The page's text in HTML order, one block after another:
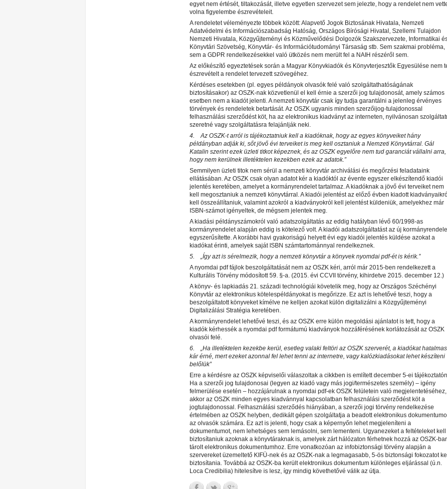
egyet nem értését, tiltakozását, illetve egyetlen szervezet sem jelezte, hogy a rendelet nem
volna figyelembe észrevételeit.
A rendeletet véleményezte többek között: Alapvető Jogok Biztosának Hivatala, Nemzeti
Adatvédelmi és Információszabadság Hatóság, Országos Bírósági Hivatal, Szellemi Tulajdon
Nemzeti Hivatala, Közgyűjteményi és Közművelődési Dolgozók Szakszervezete, Informatikai
Könyvtári Szövetség, Könyvtár- és Információtudományi Társaság stb. Sem szakmai probléma,
sem a GDPR rendelkezésekkel való ütközés nem merült fel a NAIH részéről sem.
Az előkészítő egyeztetések során a Magyar Könyvkiadók és Könyvterjesztők Egyesülése nem
észrevételt a rendelet tervezett szövegéhez.
Kérdéses esetekben (pl. egyes példányok olvasók felé való szolgáltathatóságának
biztosításakor) az OSZK-nak közvetlenül el kell érnie a szerzői jog tulajdonosát, amely számos
esetben nem a kiadót jelenti. A nemzeti könyvtár csak így tudja garantálni a jelenleg érvényes
törvények és rendeletek betartását. Az OSZK ugyanis minden szerzőijog-tulajdonossal
felhasználási szerződést köt, ha az elektronikus kiadványt az interneten, nyilvánosan
szeretné vagy szolgáltatásra felajánlják neki.
4. Az OSZK-t arról is tájékoztatniuk kell a kiadóknak, hogy az egyes könyveiket hány
példányban adják ki, sőt jövő évi terveiket is meg kell osztaniuk a Nemzeti Könyvtárral. Gál
Katalin szerint ezek üzleti titkot képeznek, és az OSZK egyelőre nem tud garanciát vállalni arra,
hogy nem kerülnek illetéktelen kezekben ezek az adatok.”
Semmilyen üzleti titok nem sérül a nemzeti könyvtár archiválási és megőrzési feladataink
ellátásában. Az OSZK csak olyan adatot kér a kiadóktól az évente egyszer elkészítendő kiadói
jelentés keretében, amelyet a kormányrendelet tartalmaz. A kiadóknak a jövő évi terveiket nem
kell megosztaniuk a nemzeti könyvtárral. A kiadói jelentést az előző évben kiadott
kell összeállítaniuk, valamint azokról a kiadványokról kell jelentést küldeniük, amelyekhez már
ISBN-számot igényeltek, de mégsem jelentek meg.
A kiadási példányszámokról való adatszolgáltatás az eddig hatályban lévő 60/1998-as
kormányrendelet alapján eddig is kötelező volt. A kiadói adatszolgáltatást az új
egyszerűsítette. A korábbi havi gyakoriságú helyett évi egy kiadói jelentés küldése azokat a
kiadókat érinti, amelyek saját ISBN számtartománnyal rendelkeznek.
5. „Így azt is sérelmezik, hogy a nemzeti könyvtár a könyvek nyomdai pdf-ét is kérik.”
A nyomdai pdf fájlok beszolgáltatását nem az OSZK kéri, arról már 2015-ben rendelkezett a
Kulturális Törvény módosított 59. §-a. (2015. évi CCVII törvény, kihirdetve 2015. december 12.)
A könyv- és lapkiadás 21. századi technológiái követelik meg, hogy az Országos Széchényi
Könyvtár az elektronikus kötelespéldányokat is megőrizze. Ez azt is lehetővé teszi, hogy a
beszolgáltatott könyveket kímélve ne kelljen azokat külön digitalizálni a Közgyűjteményi
Digitalizálási Stratégia keretében.
A kormányrendelet lehetővé teszi, és az OSZK erre külön megoldási ajánlatot is tett, hogy a
kiadók kérhessék a nyomdai pdf formátumú kiadványok hozzáférésének korlátozását az OSZK
olvasói felé.
6. „Ha illetéktelen kezekbe kerül, esetleg valaki feltöri az OSZK szerverét, a kiadókat hatalmas
kár érné, mert ezeket azonnal fel lehet tenni az internetre, vagy kalózkiadásokat lehet készíteni
belőlük”
Erre a kérdésre az OSZK képviselői válaszoltak a cikkben is említett december 5-ei
Ha a szerzői jog tulajdonosai (legyen az kiadó vagy más jogi/természetes személy) – igény
felmerülése esetén – hozzájárulnak a nyomdai pdf-ek OSZK felületein való megjelentetéséhez,
akkor az OSZK minden egyes kiadvánnyal kapcsolatban felhasználási szerződést köt a
jogtulajdonossal. Felhasználási szerződés hiányában, a szerzői jogi törvény rendelkezése
értelmében az OSZK helyben, dedikált gépen szolgáltatja a beadott elektronikus
az olvasók számára. Ez azt is jelenti, hogy csak a képernyőn lehet megjeleníteni a
dokumentumot, nem lehetséges sem lemásolni, sem lementeni. Ugyanezeket a feltételeket kell
biztosítaniuk azoknak a könyvtáraknak is, amelyek zárt hálózaton férhetnek hozzá az OSZK-
tárolt elektronikus dokumentumhoz. Erre vonatkozóan az infobiztonsági törvény alapján a
szervereket üzemeltető KIFÜ-nek és az OSZK-nak a legmagasabb, 5-ös biztonsági fokozatot kell
biztosítania. Továbbá az OSZK-ba került elektronikus dokumentum különleges eljárással (ú.n.
Loca Credibilia) hitelesítve is lesz, így mindig követhetővé válik az útja.